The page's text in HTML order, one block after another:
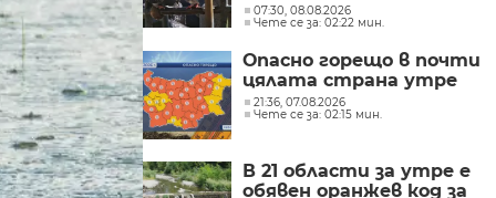
07:30, 08.08.2026
Чете се за: 02:22 мин.
Опасно горещо в почти
цялата страна утре
21:36, 07.08.2026
Чете се за: 02:15 мин.
В 21 области за утре е
обявен оранжев код за